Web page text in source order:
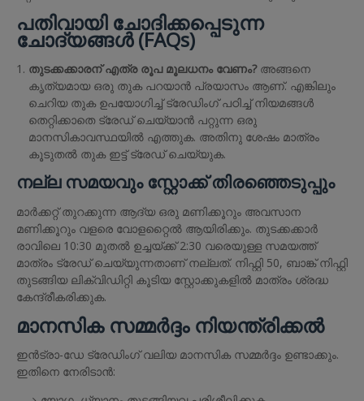
പതിവായി ചോദിക്കപ്പെടുന്ന
ചോദ്യങ്ങൾ (FAQs)
തുടക്കക്കാരന് എത്ര രൂപ മൂലധനം വേണം?അങ്ങനെ
കൃത്യമായ ഒരു തുക പറയാൻ പ്രയാസം ആണ്. എങ്കിലും
ചെറിയ തുക ഉപയോഗിച്ച് ട്രേഡിംഗ് പഠിച്ച് നിയമങ്ങൾ
തെറ്റിക്കാതെ ട്രേഡ് ചെയ്യാൻ പറ്റുന്ന ഒരു
മാനസികാവസ്ഥയിൽ എത്തുക. അതിനു ശേഷം മാത്രം
കൂടുതൽ തുക ഇട്ട് ട്രേഡ് ചെയ്യുക.
നല്ല സമയവും സ്റ്റോക്ക് തിരഞ്ഞെടുപ്പും
മാർക്കറ്റ് തുറക്കുന്ന ആദ്യ ഒരു മണിക്കൂറും അവസാന
മണിക്കൂറും വളരെ വോളറ്റൈൽ ആയിരിക്കും. തുടക്കക്കാർ
രാവിലെ 10:30 മുതൽ ഉച്ചയ്ക്ക് 2:30 വരെയുള്ള സമയത്ത്
മാത്രം ട്രേഡ് ചെയ്യുന്നതാണ് നല്ലത്. നിഫ്റ്റി 50, ബാങ്ക് നിഫ്റ്റി
തുടങ്ങിയ ലിക്വിഡിറ്റി കൂടിയ സ്റ്റോക്കുകളിൽ മാത്രം ശ്രദ്ധ
കേന്ദ്രീകരിക്കുക.
മാനസിക സമ്മർദ്ദം നിയന്ത്രിക്കൽ
ഇൻട്രാ-ഡേ ട്രേഡിംഗ് വലിയ മാനസിക സമ്മർദ്ദം ഉണ്ടാക്കും.
ഇതിനെ നേരിടാൻ: